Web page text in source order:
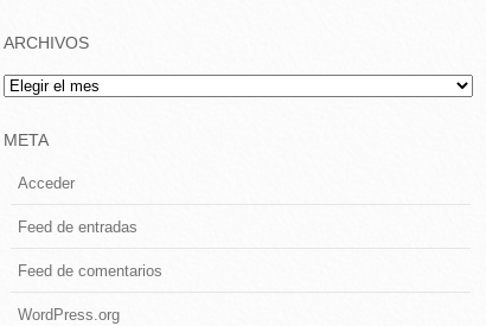
ARCHIVOS
Archivos
META
Acceder
Feed de entradas
Feed de comentarios
WordPress.org